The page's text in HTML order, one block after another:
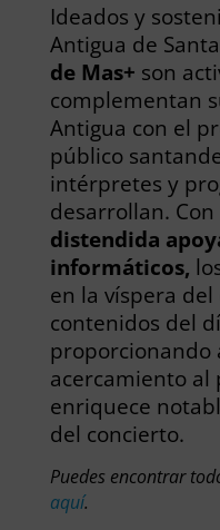
Ideados y
Antigua de
de Mas+ son
complementan
Antigua con el
público
intérpretes y
desarrollan.
distendida
informáticos,
en la víspera
contenidos del
proporcionando
acercamiento al
enriquece
del concierto.
Puedes encontrar
aquí.